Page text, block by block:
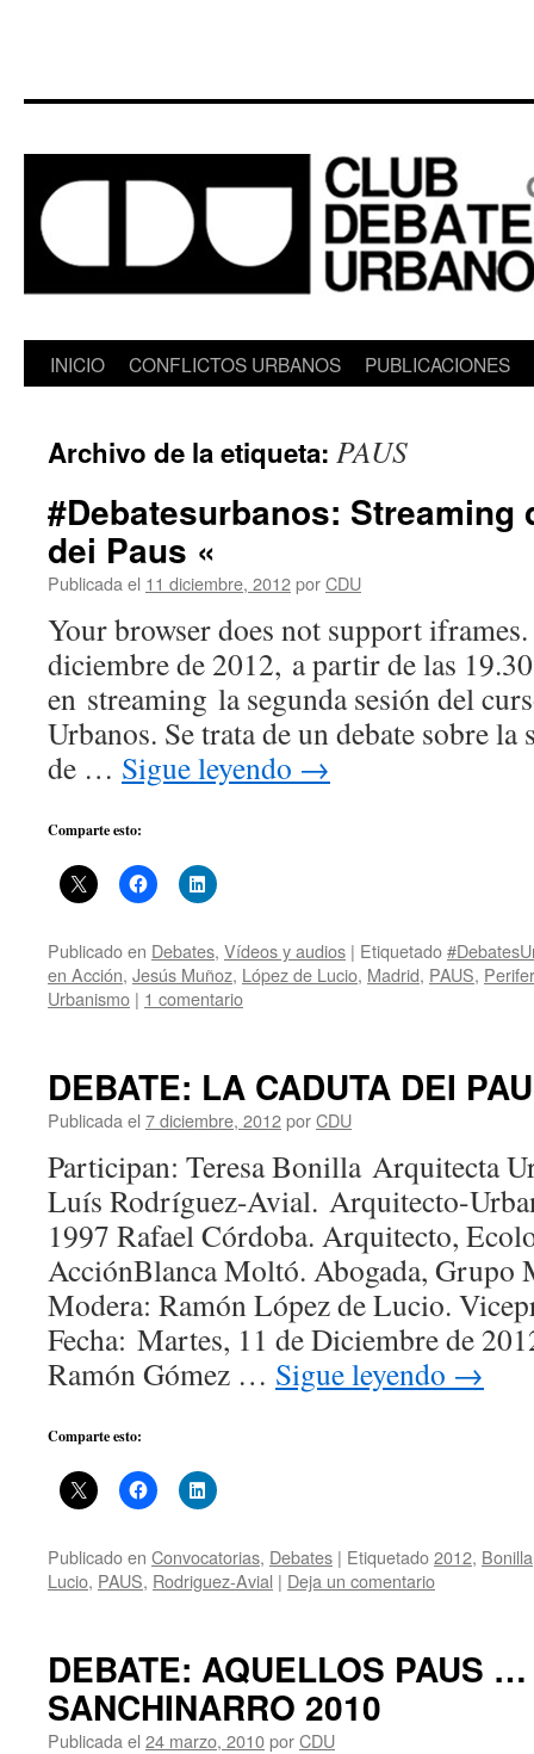
Saltar
contenido
INICIO CONFLICTOS URBANOS PUBLICACIONES
Archivo de la etiqueta: PAUS
#Debatesurbanos: Streaming
dei Paus «
Publicada el 11 diciembre, 2012porCDU
Your browser does not support
diciembre de 2012, a partir de las
en streaming la segunda sesión del
Urbanos. Se trata de un debate sobre la
de … Sigue leyendo →
Comparte esto:
Publicado en Debates, Vídeos y audios | Etiquetado
en Acción, Jesús Muñoz, López de Lucio, Madrid, PAUS,
Urbanismo | 1 comentario
DEBATE: LA CADUTA DEI
Publicada el 7 diciembre, 2012porCDU
Participan: Teresa Bonilla Arquitecta
Luís Rodríguez-Avial. Arquitecto-
1997 Rafael Córdoba. Arquitecto,
AcciónBlanca Moltó. Abogada, Grupo
Modera: Ramón López de Lucio.
Fecha: Martes, 11 de Diciembre de
Ramón Gómez … Sigue leyendo →
Comparte esto:
Publicado en Convocatorias, Debates | Etiquetado2012, Bonilla
Lucio, PAUS, Rodriguez-Avial | Deja un comentario
DEBATE: AQUELLOS PAUS
SANCHINARRO 2010
Publicada el 24 marzo, 2010porCDU